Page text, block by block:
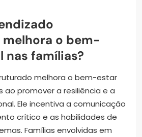
o bem-
nas famílias?
melhora o bem-estar
ao promover a resiliência e a
Ele incentiva a comunicação
crítico e as habilidades de
Famílias envolvidas em